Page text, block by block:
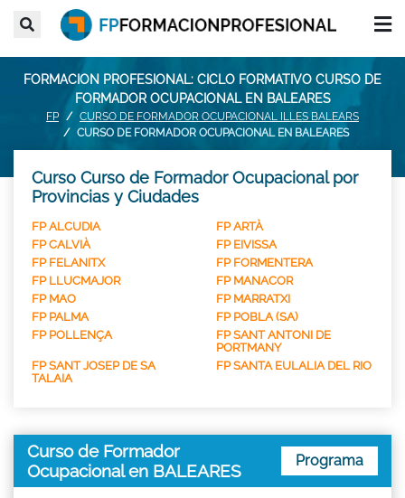
FORMACION PROFESIONAL: CICLO FORMATIVO CURSO DE
FORMADOR OCUPACIONAL EN BALEARES
FP
CURSO DE FORMADOR OCUPACIONAL ILLES BALEARS
CURSO DE FORMADOR OCUPACIONAL EN BALEARES
Curso Curso de Formador Ocupacional por
Provincias y Ciudades
FP ALCUDIA
FP ARTÀ
FP CALVIÀ
FP EIVISSA
FP FELANITX
FP FORMENTERA
FP LLUCMAJOR
FP MANACOR
FP MAO
FP MARRATXI
FP PALMA
FP POBLA (SA)
FP POLLENÇA
FP SANT ANTONI DE
PORTMANY
FP SANT JOSEP DE SA
TALAIA
FP SANTA EULALIA DEL RIO
Curso de Formador
Ocupacional en BALEARES
Programa